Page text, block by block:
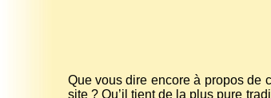
Que vous dire encore à propos de
site ? Qu’il tient de la plus pure